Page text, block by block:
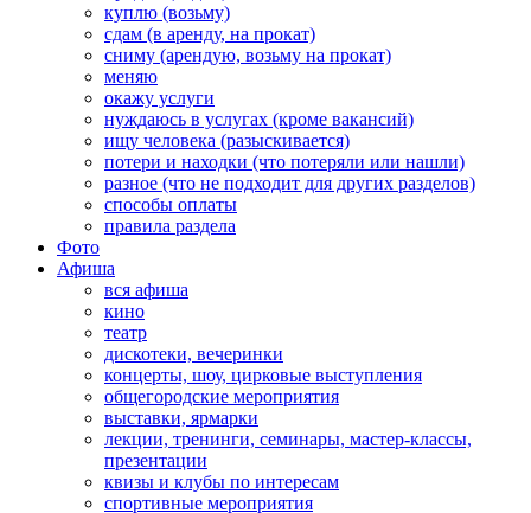
куплю (возьму)
сдам (в аренду, на прокат)
сниму (арендую, возьму на прокат)
меняю
окажу услуги
нуждаюсь в услугах (кроме вакансий)
ищу человека (разыскивается)
потери и находки (что потеряли или нашли)
разное (что не подходит для других разделов)
способы оплаты
правила раздела
Фото
Афиша
вся афиша
кино
театр
дискотеки, вечеринки
концерты, шоу, цирковые выступления
общегородские мероприятия
выставки, ярмарки
лекции, тренинги, семинары, мастер-классы,
презентации
квизы и клубы по интересам
спортивные мероприятия